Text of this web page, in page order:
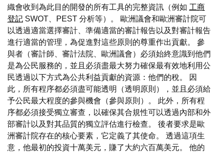
織會收到為此目的開發的所有工具的完整資訊（例如 工商
登記 SWOT、PEST 分析等）。 歐洲議會和歐洲審計院可
以透過適當選擇審計、準備適當的審計報告以及對審計報告
進行適當的管理，為促進對這些原則的尊重作出貢獻。 參
與者（審計師、審計法院、歐洲議會）必須始終意識到他們
是為公民服務的，並且必須盡最大努力確保最有效地利用公
民透過以下方式為公共利益貢獻的資源：他們的稅。 因
此，所有程序都必須盡可能透明（透明原則），並且必須給
予公民最大程度的參與機會（參與原則）。 此外，所有程
序都必須接受獨立審查，以確保其合規性可以透過內部和外
部審計以及對其品質的獨立評估進行檢查。 後者要求是歐
洲審計院存在的核心要素，它定義了其使命。 透過這項生
意，他最初的投資十萬美元，賺了大約六百萬美元。 他的